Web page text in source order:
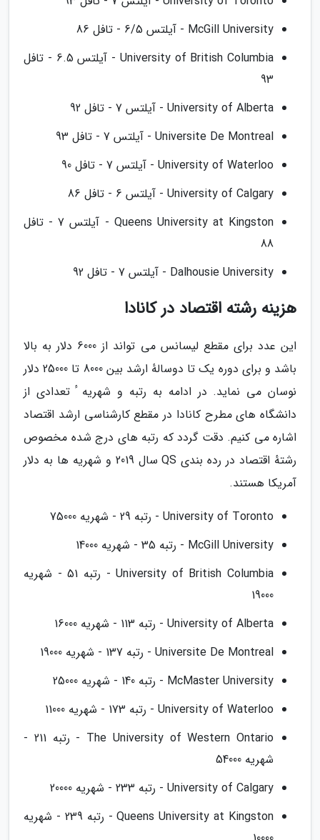
McGill University - آیلتس 6/5 - تافل 86
University of British Columbia - آیلتس 6.5 - تافل
93
University of Alberta - آیلتس 7 - تافل 92
Universite De Montreal - آیلتس 7 - تافل 93
University of Waterloo - آیلتس 7 - تافل 90
University of Calgary - آیلتس 6 - تافل 86
Queens University at Kingston - آیلتس 7 - تافل
88
Dalhousie University - آیلتس 7 - تافل 92
هزینه رشته اقتصاد در کانادا
این عدد برای مقطع لیسانس می تواند از 6000 دلار به بالا
باشد و برای دوره یک تا دوسالهٔ ارشد بین 8000 تا 25000 دلار
نوسان می نماید. در ادامه به رتبه و شهریه ٔ تعدادی از
دانشگاه های مطرح کانادا در مقطع کارشناسی ارشد اقتصاد
اشاره می کنیم. دقت گردد که رتبه های درج شده مخصوص
رشتهٔ اقتصاد در رده بندی QS سال 2019 و شهریه ها به دلار
آمریکا هستند.
University of Toronto - رتبه 29 - شهریه 75000
McGill University - رتبه 35 - شهریه 14000
University of British Columbia - رتبه 51 - شهریه
19000
University of Alberta - رتبه 113 - شهریه 16000
Universite De Montreal - رتبه 137 - شهریه 19000
McMaster University - رتبه 140 - شهریه 25000
University of Waterloo - رتبه 173 - شهریه 11000
The University of Western Ontario - رتبه 211 -
شهریه 54000
University of Calgary - رتبه 233 - شهریه 20000
Queens University at Kingston - رتبه 239 - شهریه